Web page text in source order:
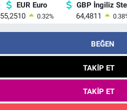
EUR Euro
55,2510
0.32%
GBP İngiliz
64,4811
0.38
BEĞEN
TAKIP ET
TAKIP ET